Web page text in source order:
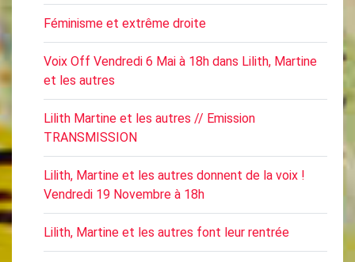
Féminisme et extrême droite
Voix Off Vendredi 6 Mai à 18h dans Lilith, Martine
et les autres
Lilith Martine et les autres // Emission
TRANSMISSION
Lilith, Martine et les autres donnent de la voix !
Vendredi 19 Novembre à 18h
Lilith, Martine et les autres font leur rentrée